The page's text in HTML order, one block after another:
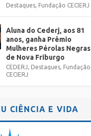
Destaques, Fundação CECIERJ
Aluna do Cederj, aos 81
anos, ganha Prêmio
Mulheres Pérolas Negras
de Nova Friburgo
CEDERJ, Destaques, Fundação
CECIERJ
CIÊNCIA E VIDA